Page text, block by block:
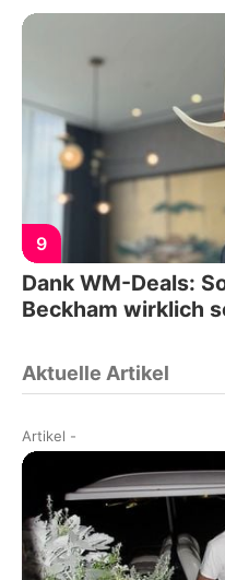
9
Dank WM-Deals:
Beckham wirklich
Aktuelle Artikel
Artikel -